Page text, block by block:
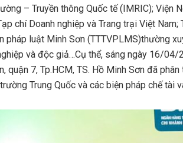
– Truyền thông Quốc tế (IMRIC); Viện
chí Doanh nghiệp và Trang trại Việt
pháp luật Minh Sơn (TTTVPLMS)thường
và độc giả…Cụ thể, sáng ngày 16/
quận 7, Tp.HCM, TS. Hồ Minh Sơn đã
Trung Quốc và các biện pháp chế tài